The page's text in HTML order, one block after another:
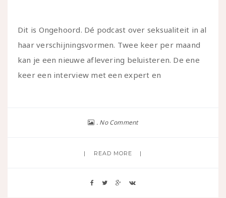
Dit is Ongehoord. Dé podcast over seksualiteit in al
haar verschijningsvormen. Twee keer per maand
kan je een nieuwe aflevering beluisteren. De ene
keer een interview met een expert en
No Comment
READ MORE